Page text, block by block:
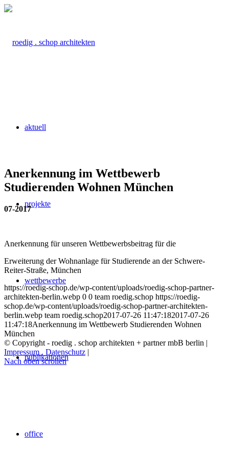
aktuell
projekte
wettbewerbe
publikationen
office
Anerkennung im Wettbewerb
Studierenden Wohnen München
07-2017
Anerkennung für unseren Wettbewerbsbeitrag für die
Erweiterung der Wohnanlage für Studierende an der Schwere-
Reiter-Straße, München
https://roedig-schop.de/wp-content/uploads/roedig-schop-partner-
architekten-berlin.webp 0 0 team roedig.schop https://roedig-
schop.de/wp-content/uploads/roedig-schop-partner-architekten-
berlin.webp team roedig.schop2017-07-26 11:47:182017-07-26
11:47:18Anerkennung im Wettbewerb Studierenden Wohnen
München
© Copyright - roedig . schop architekten + partner mbB berlin |
Impressum . Datenschutz |
Nach oben scrollen